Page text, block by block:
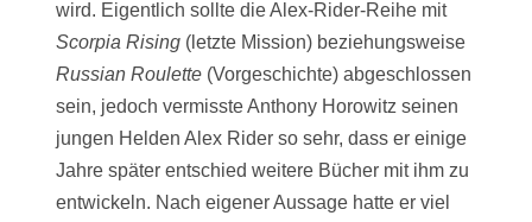
wird. Eigentlich sollte die Alex-Rider-Reihe mit
Scorpia Rising(letzte Mission) beziehungsweise
Russian Roulette (Vorgeschichte) abgeschlossen
sein, jedoch vermisste Anthony Horowitz seinen
jungen Helden Alex Rider so sehr, dass er einige
Jahre später entschied weitere Bücher mit ihm zu
entwickeln. Nach eigener Aussage hatte er viel